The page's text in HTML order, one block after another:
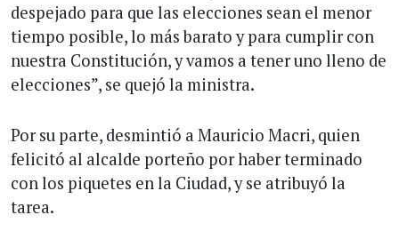
despejado para que las elecciones sean el menor
tiempo posible, lo más barato y para cumplir con
nuestra Constitución, y vamos a tener uno lleno de
elecciones”, se quejó la ministra.
Por su parte, desmintió a Mauricio Macri, quien
felicitó al alcalde porteño por haber terminado
con los piquetes en la Ciudad, y se atribuyó la
tarea.